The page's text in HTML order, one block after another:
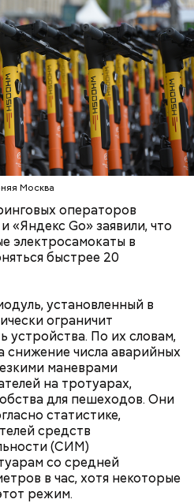
Москва
операторов
Go» заявили, что
электросамокаты в
быстрее 20
установленный в
ограничит
устройства. По их словам,
снижение числа аварийных
маневрами
на тротуарах,
для пешеходов. Они
статистике,
средств
(СИМ)
со средней
в час, хотя некоторые
режим.
Кондрахин назвал
и напитки, которые
токсины из организма
врача, лучше не есть:
женщинам;
иммунной системой;
сосуды и защищает от
чем полезен кресс-салат